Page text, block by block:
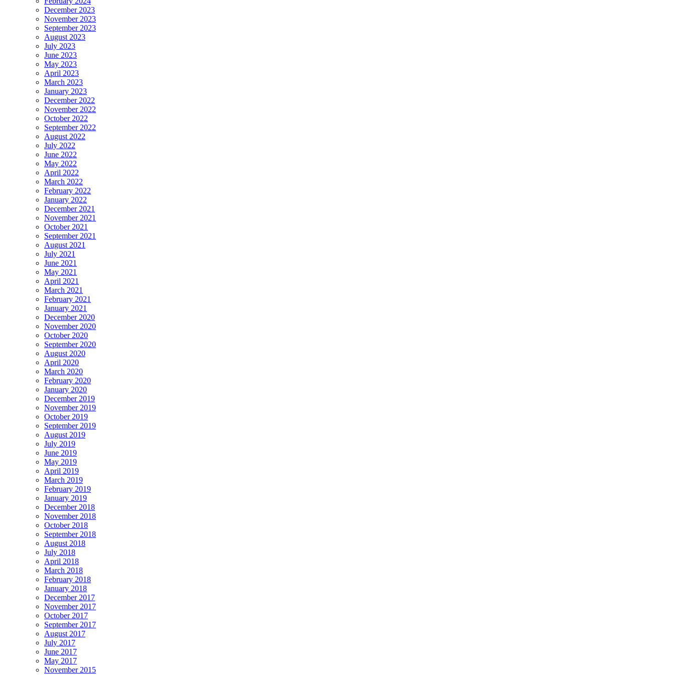
December 2023
November 2023
September 2023
August 2023
July 2023
June 2023
May 2023
April 2023
March 2023
January 2023
December 2022
November 2022
October 2022
September 2022
August 2022
July 2022
June 2022
May 2022
April 2022
March 2022
February 2022
January 2022
December 2021
November 2021
October 2021
September 2021
August 2021
July 2021
June 2021
May 2021
April 2021
March 2021
February 2021
January 2021
December 2020
November 2020
October 2020
September 2020
August 2020
April 2020
March 2020
February 2020
January 2020
December 2019
November 2019
October 2019
September 2019
August 2019
July 2019
June 2019
May 2019
April 2019
March 2019
February 2019
January 2019
December 2018
November 2018
October 2018
September 2018
August 2018
July 2018
April 2018
March 2018
February 2018
January 2018
December 2017
November 2017
October 2017
September 2017
August 2017
July 2017
June 2017
May 2017
November 2015